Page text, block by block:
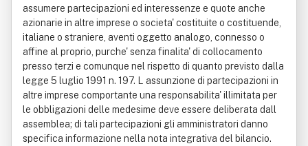
assumere partecipazioni ed interessenze e quote anche
azionarie in altre imprese o societa' costituite o costituende,
italiane o straniere, aventi oggetto analogo, connesso o
affine al proprio, purche' senza finalita' di collocamento
presso terzi e comunque nel rispetto di quanto previsto dalla
legge 5 luglio 1991 n. 197. L assunzione di partecipazioni in
altre imprese comportante una responsabilita' illimitata per
le obbligazioni delle medesime deve essere deliberata dall
assemblea; di tali partecipazioni gli amministratori danno
specifica informazione nella nota integrativa del bilancio.